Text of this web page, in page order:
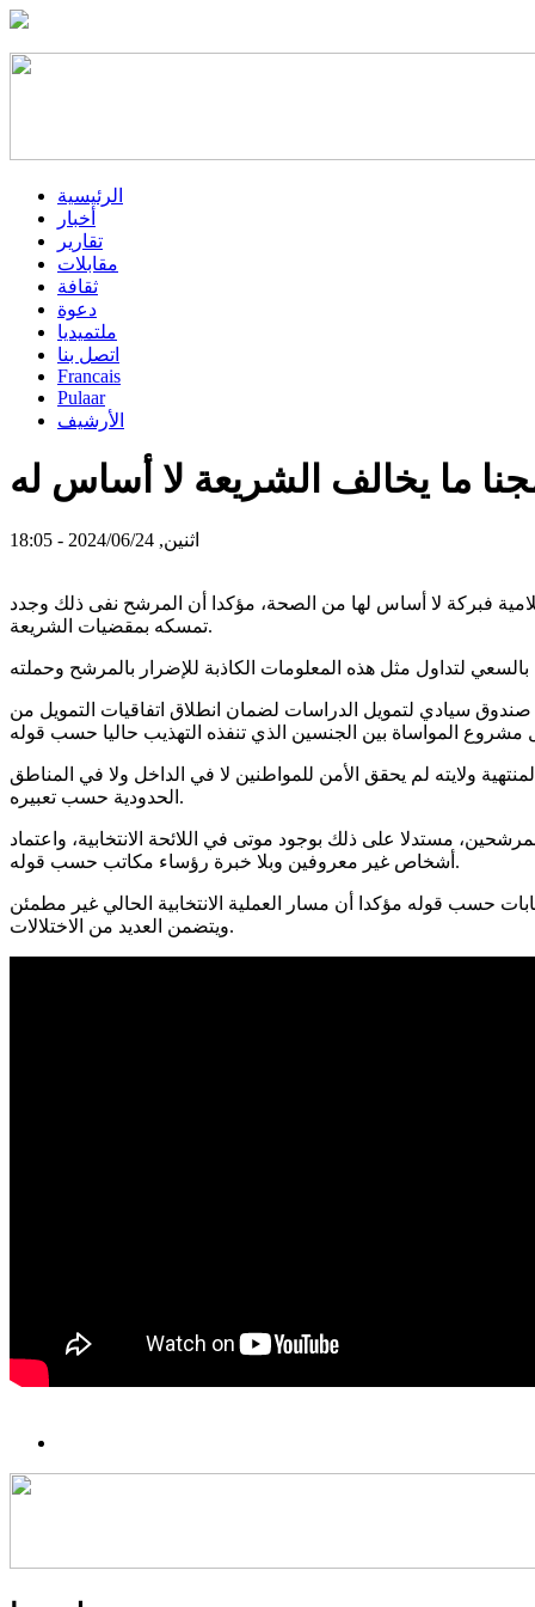
الرئيسية
أخبار
تقارير
مقابلات
ثقافة
دعوة
ملتميديا
اتصل بنا
Francais
Pulaar
الأرشيف
ما يخالف الشريعة لا أساس له
اثنين, 2024/06/24 - 18:05
فبركة لا أساس لها من الصحة، مؤكدا أن المرشح نفى ذلك وجدد
تمسكه بمقضيات الشريعة.
سيادي لتمويل الدراسات لضمان انطلاق اتفاقيات التمويل من
ولايته لم يحقق الأمن للمواطنين لا في الداخل ولا في المناطق
الحدودية حسب تعبيره.
مستدلا على ذلك بوجود موتى في اللائحة الانتخابية، واعتماد
أشخاص غير معروفين وبلا خبرة رؤساء مكاتب حسب قوله.
في الانتخابات حسب قوله مؤكدا أن مسار العملية الانتخابية الحالي غير مطمئن
ويتضمن العديد من الاختلالات.